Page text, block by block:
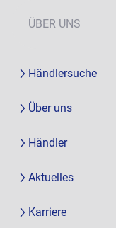
ÜBER UNS
Händlersuche
Über uns
Händler
Aktuelles
Karriere